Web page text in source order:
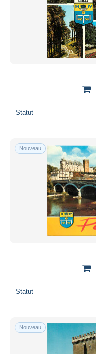
Statut
Nouveau
Statut
Nouveau